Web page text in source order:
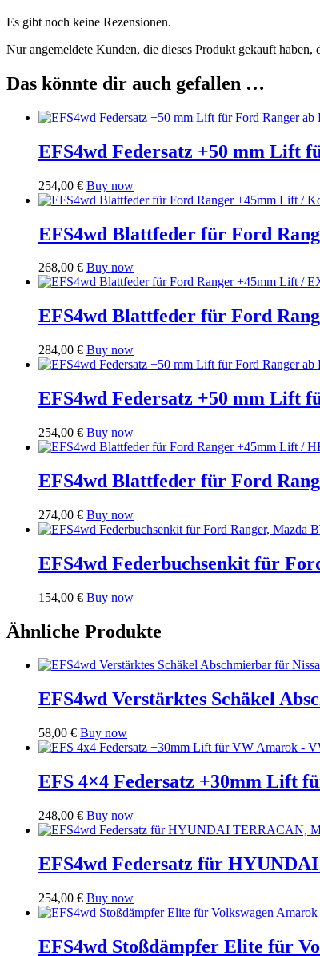
Es gibt noch keine Rezensionen.
Nur angemeldete Kunden, die dieses Produkt gekauft haben,
Das könnte dir auch gefallen …
EFS4wd Federsatz +50 mm Lift
254,00 € Buy now
EFS4wd Blattfeder für Ford
268,00 € Buy now
EFS4wd Blattfeder für Ford
284,00 € Buy now
EFS4wd Federsatz +50 mm Lift
254,00 € Buy now
EFS4wd Blattfeder für Ford
274,00 € Buy now
EFS4wd Federbuchsenkit für
154,00 € Buy now
Ähnliche Produkte
EFS4wd Verstärktes Schäkel
58,00 € Buy now
EFS 4×4 Federsatz +30mm Lift
248,00 € Buy now
EFS4wd Federsatz für
254,00 € Buy now
EFS4wd Stoßdämpfer Elite für